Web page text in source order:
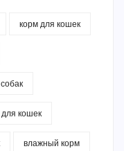
корм для кошек
кошек
влажный корм